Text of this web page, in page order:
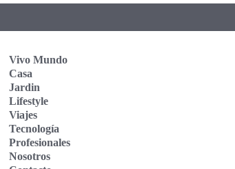
Vivo Mundo
Casa
Jardin
Lifestyle
Viajes
Tecnología
Profesionales
Nosotros